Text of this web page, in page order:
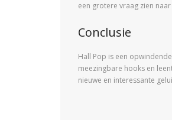
een grotere vraag zien
Conclusie
Hall Pop is een
meezingbare hooks en
nieuwe en interessante